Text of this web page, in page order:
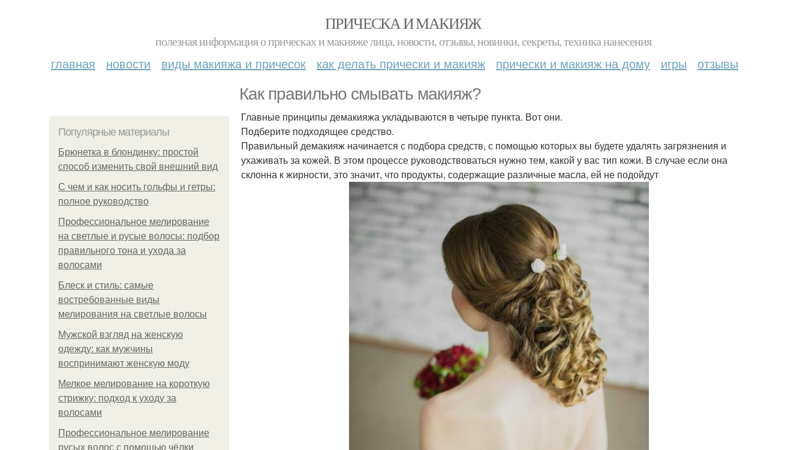
ПРИЧЕСКА И МАКИЯЖ
полезная информация о прическах и макияже лица, новости, отзывы, новинки, секреты, техника нанесения
главная новости виды макияжа и причесок как делать прически и макияж прически и макияж на дому игры отзывы
Как правильно смывать макияж?
Популярные материалы
Брюнетка в блондинку: простой
способ изменить свой внешний вид
С чем и как носить гольфы и гетры:
полное руководство
Профессиональное мелирование
на светлые и русые волосы: подбор
правильного тона и ухода за
волосами
Блеск и стиль: самые
востребованные виды
мелирования на светлые волосы
Мужской взгляд на женскую
одежду: как мужчины
воспринимают женскую моду
Мелкое мелирование на короткую
стрижку: подход к уходу за
волосами
Профессиональное мелирование
русых волос с помощью чёлки
Главные принципы демакияжа укладываются в четыре пункта. Вот они.
Подберите подходящее средство.
Правильный демакияж начинается с подбора средств, с помощью которых вы будете удалять загрязнения и
ухаживать за кожей. В этом процессе руководствоваться нужно тем, какой у вас тип кожи. В случае если она
склонна к жирности, это значит, что продукты, содержащие различные масла, ей не подойдут